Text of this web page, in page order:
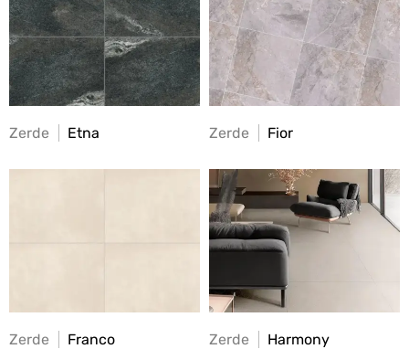
Zerde Etna Zerde Fior
Zerde Franco Zerde Harmony